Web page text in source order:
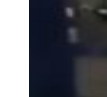
PROGRAMACIÓN